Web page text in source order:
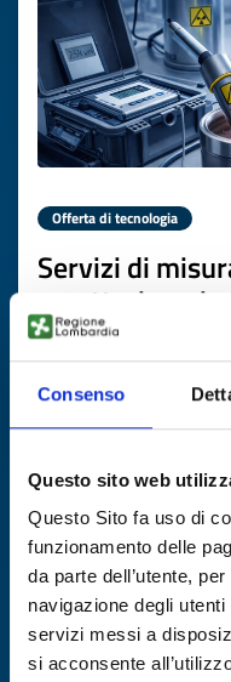
Consenso
Questo sito web
Questo Sito fa uso di
funzionamento delle
da parte dell’utente,
navigazione degli
servizi messi a
si acconsente
Offerta di tecnologia
Servizi di
ID EEN: